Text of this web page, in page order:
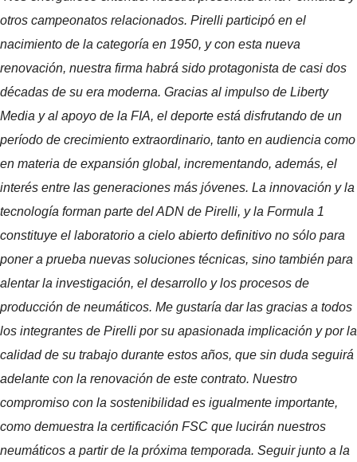
otros campeonatos relacionados. Pirelli participó en el
nacimiento de la categoría en 1950, y con esta nueva
renovación, nuestra firma habrá sido protagonista de casi dos
décadas de su era moderna. Gracias al impulso de Liberty
Media y al apoyo de la FIA, el deporte está disfrutando de un
período de crecimiento extraordinario, tanto en audiencia como
en materia de expansión global, incrementando, además, el
interés entre las generaciones más jóvenes. La innovación y la
tecnología forman parte del ADN de Pirelli, y la Formula 1
constituye el laboratorio a cielo abierto definitivo no sólo para
poner a prueba nuevas soluciones técnicas, sino también para
alentar la investigación, el desarrollo y los procesos de
producción de neumáticos. Me gustaría dar las gracias a todos
los integrantes de Pirelli por su apasionada implicación y por la
calidad de su trabajo durante estos años, que sin duda seguirá
adelante con la renovación de este contrato. Nuestro
compromiso con la sostenibilidad es igualmente importante,
como demuestra la certificación FSC que lucirán nuestros
neumáticos a partir de la próxima temporada. Seguir junto a la